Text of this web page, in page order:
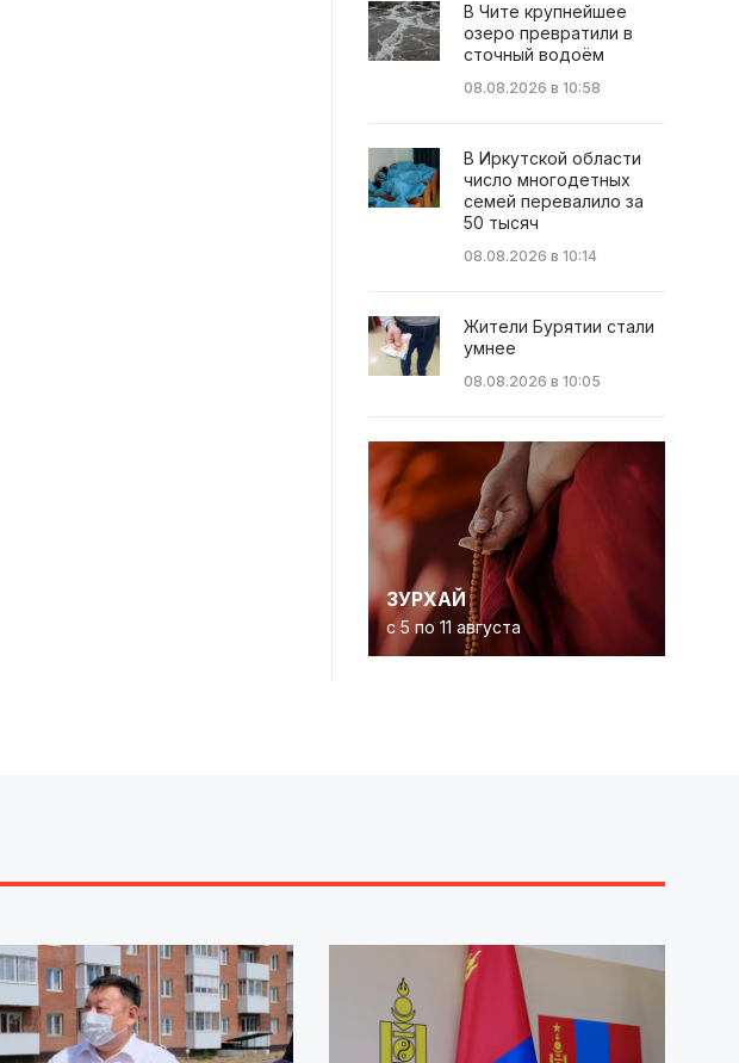
В Чите крупнейшее
озеро превратили в
сточный водоём
08.08.2026 в 10:58
В Иркутской области
число многодетных
семей перевалило за
50 тысяч
08.08.2026 в 10:14
Жители Бурятии стали
умнее
08.08.2026 в 10:05
ЗУРХАЙ
с 5 по 11 августа